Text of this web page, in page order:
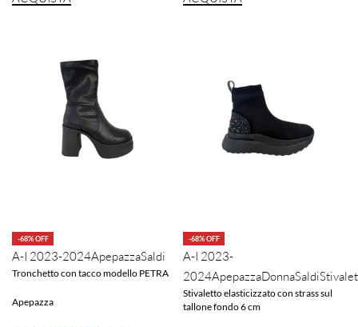
-68% OFF
A-I 2023-2024ApepazzaSaldi
Tronchetto con tacco modello PETRA
Apepazza
-68% OFF
A-I 2023-
2024ApepazzaDonnaSaldi
Stivaletto elasticizzato con strass sul
tallone fondo 6 cm